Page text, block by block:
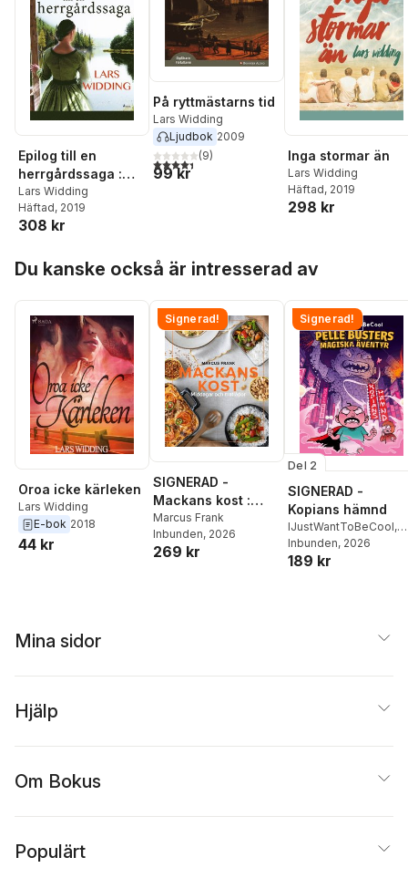
Epilog till en
herrgårdssaga :
Lars Widding
berättar om Årsta-
frun och hennes
Lars Widding
Häftad, 2019
308 kr
På ryttmästarns tid
Lars Widding
Ljudbok 2009
4,4utav 5 stjärnor. Totalt antal röster:
(9)
99 kr
Inga stormar än
Lars Widding
Häftad, 2019
298 kr
Du kanske också är intresserad av
Oroa icke kärleken
Lars Widding
E-bok 2018
44 kr
Signerad!
SIGNERAD -
Mackans kost :
Middagar och
matlådor
Marcus Frank
Inbunden, 2026
269 kr
Signerad!
Del 2
SIGNERAD -
Kopians hämnd
IJustWantToBeCool,
Joel Adolphson
Ejdemo Beer
Inbunden, 2026
189 kr
Mina sidor
Hjälp
Om Bokus
Populärt